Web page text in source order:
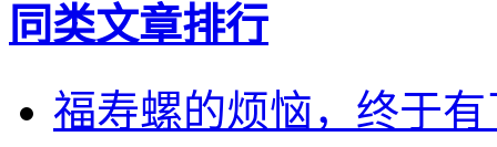
同类文章排行
福寿螺的烦恼，终于